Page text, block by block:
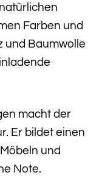
Farben und
und Baumwolle
macht der
Er bildet einen
und
Note.